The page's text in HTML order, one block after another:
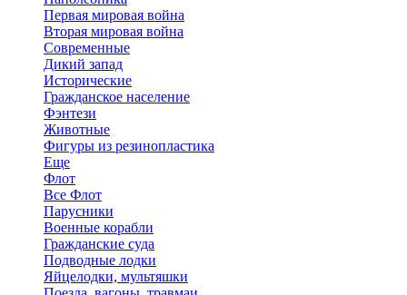
Первая мировая война
Вторая мировая война
Современные
Дикий запад
Исторические
Гражданское население
Фэнтези
Животные
Фигуры из резинопластика
Еще
Флот
Все Флот
Парусники
Военные корабли
Гражданские суда
Подводные лодки
Яйцелодки, мультяшки